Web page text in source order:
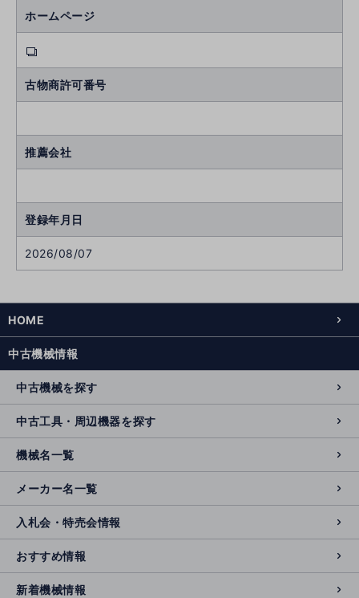
ホームページ
古物商許可番号
推薦会社
登録年月日
2026/08/07
HOME
中古機械情報
中古機械を探す
中古工具・周辺機器を探す
機械名一覧
メーカー名一覧
入札会・特売会情報
おすすめ情報
新着機械情報